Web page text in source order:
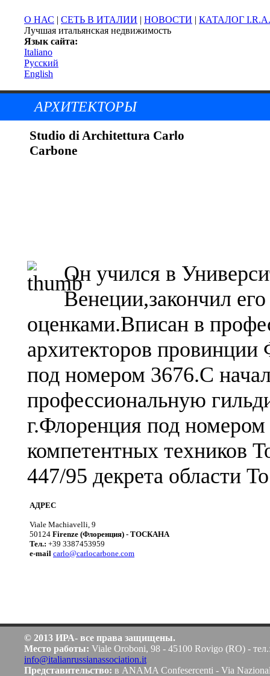
О НАС | СЕТЬ В ИТАЛИИ | НОВОСТИ | КАТАЛОГ I.R.A.
Лучшая итальянская недвижимость
Язык сайта:
Italiano
Русский
English
АРХИТЕКТОРЫ
Studio di Architettura Carlo
Carbone
Он учился в
Венеции,закончил
оценками.Вписан в
архитекторов провинции
под номером 3676.С
профессиональную
г.Флоренция под номером
компетентных техников
447/95 декрета области
АДРЕС
Viale Machiavelli, 9
50124 Firenze (Флоренция) - ТОСКАНА
Teл.: +39 3387453959
e-mail carlo@carlocarbone.com
© 2013 ИРА- все права защищены.
Место работы: Viale Oroboni, 98 - 45100 Rovigo (RO) -
info@italianrussianassociation.it
Представительство: в ANAMA Confesercenti - Via